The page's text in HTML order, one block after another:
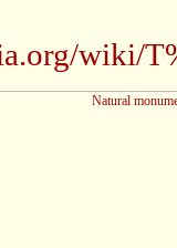
wiki/